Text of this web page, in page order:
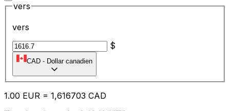
vers
vers
$
CAD - Dollar canadien
1.00 EUR = 1,616703 CAD